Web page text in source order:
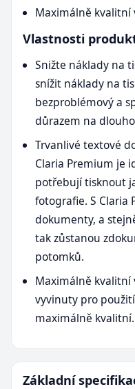
Maximálně kvalitní
Vlastnosti
Snižte náklady na
snížit náklady na
bezproblémový a
důrazem na
Trvanlivé textové
Claria Premium je
potřebují tisknout
fotografie. S Claria
dokumenty, a
tak zůstanou
potomků.
Maximálně kvalitní
vyvinuty pro
maximálně kvalitní.
Základní